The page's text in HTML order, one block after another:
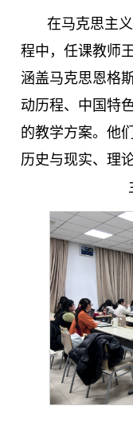
在马克思主
程中，任课教师
涵盖马克思恩格
动历程、中国特
的教学方案。他
历史与现实、理